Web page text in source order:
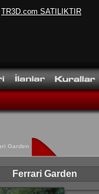
TR3D.com SATILIKTIR
Garden
Ferrari Garden